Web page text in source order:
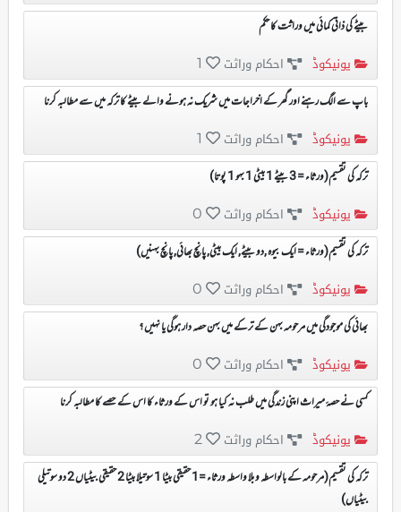
بیٹے کی ذاتی کمائی میں وراثت کا حکم
یونیکوڈ احکام وراثت 1
باپ سے الگ رہنے اور گھر کے اخراجات میں شریک نہ ہونے والے بیٹے کا ترکہ میں سے مطالبہ کرنا
یونیکوڈ احکام وراثت 1
ترکہ کی تقسیم(ورثاء = 3 بیٹے 1 بیٹی 1 بہو 1 پوتا)
یونیکوڈ احکام وراثت 0
ترکہ کی تقسیم(ورثاء = ایک بیوہ ,دو بیٹے, ایک بیٹی, پانچ بھائی, پانچ بہنیں)
یونیکوڈ احکام وراثت 0
بھائی کی موجودگی میں مرحومہ بہن کے ترکے میں بہن حصہ دار ہوگی یا نہیں ؟
یونیکوڈ احکام وراثت 0
کسی نے حصۂ میراث اپنی زندگی میں طلب نہ کیا ہو تو اس کے ورثاء کا اس کے حصے کا مطالبہ کرنا
یونیکوڈ احکام وراثت 2
ترکہ کی تقسیم(مرحومہ کے بالواسطہ و بلا واسطہ ورثاء =1 حقیقی بیٹا 1 سوتیلا بیٹا 2 حقیقی بیٹیاں 2 دو سوتیلی
بیٹیاں)